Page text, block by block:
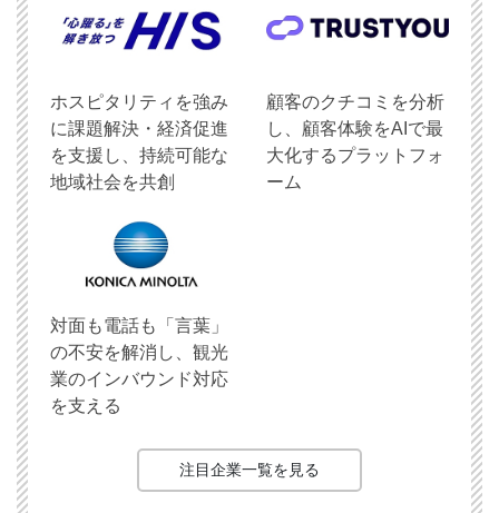
ホスピタリティを強み
に課題解決・経済促進
を支援し、持続可能な
地域社会を共創
顧客のクチコミを分析
し、顧客体験をAIで最
大化するプラットフォ
ーム
対面も電話も「言葉」
の不安を解消し、観光
業のインバウンド対応
を支える
注目企業一覧を見る